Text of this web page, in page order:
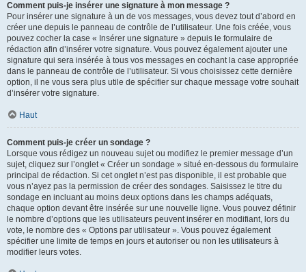
Comment puis-je insérer une signature à mon message ?
Pour insérer une signature à un de vos messages, vous devez tout d’abord en
créer une depuis le panneau de contrôle de l’utilisateur. Une fois créée, vous
pouvez cocher la case « Insérer une signature » depuis le formulaire de
rédaction afin d’insérer votre signature. Vous pouvez également ajouter une
signature qui sera insérée à tous vos messages en cochant la case appropriée
dans le panneau de contrôle de l’utilisateur. Si vous choisissez cette dernière
option, il ne vous sera plus utile de spécifier sur chaque message votre souhait
d’insérer votre signature.
Haut
Comment puis-je créer un sondage ?
Lorsque vous rédigez un nouveau sujet ou modifiez le premier message d’un
sujet, cliquez sur l’onglet « Créer un sondage » situé en-dessous du formulaire
principal de rédaction. Si cet onglet n’est pas disponible, il est probable que
vous n’ayez pas la permission de créer des sondages. Saisissez le titre du
sondage en incluant au moins deux options dans les champs adéquats,
chaque option devant être insérée sur une nouvelle ligne. Vous pouvez définir
le nombre d’options que les utilisateurs peuvent insérer en modifiant, lors du
vote, le nombre des « Options par utilisateur ». Vous pouvez également
spécifier une limite de temps en jours et autoriser ou non les utilisateurs à
modifier leurs votes.